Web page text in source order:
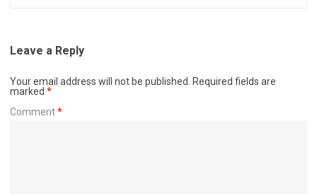
Leave a Reply
Your email address will not be published.
Required fields are
marked *
Comment*